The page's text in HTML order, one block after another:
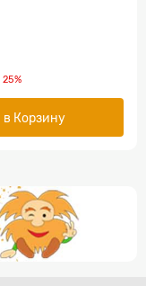
25%
в Корзину